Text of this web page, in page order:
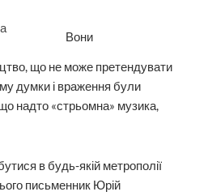
Вони
що не може претендувати
думки і враження були
надто «стрьомна» музика,
в будь-якій метрополії
письменник Юрій